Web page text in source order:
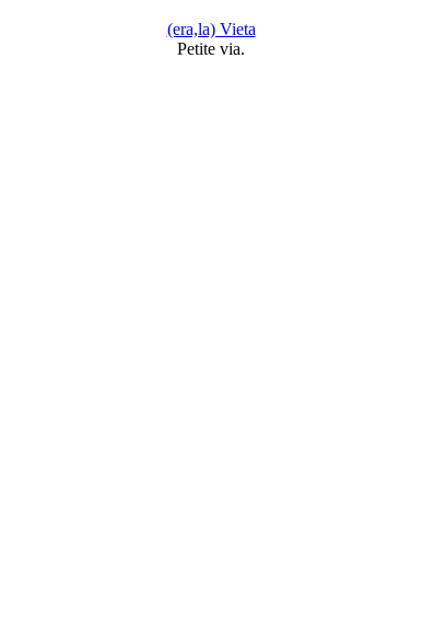
(era,la) Vieta
Petite via.